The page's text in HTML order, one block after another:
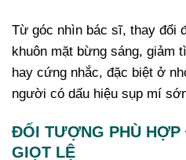
Từ góc nhìn bác sĩ, thay đổi
khuôn mặt bừng sáng, giảm
hay cứng nhắc, đặc biệt ở
người có dấu hiệu sụp mí
ĐỐI TƯỢNG PHÙ
GIỌT LỆ